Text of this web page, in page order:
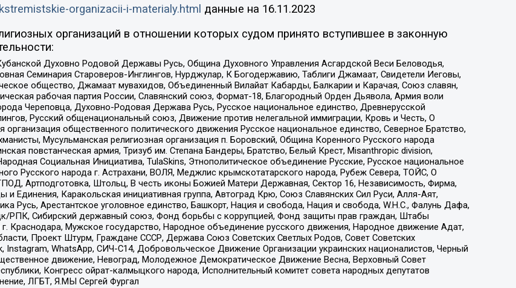
organizacii-i-materialy.html данные на 16.11.2023
организаций в отношении которых судом принято вступившее в законную
Духовно Родовой Державы Русь, Община Духовного Управления Асгардской Веси Беловодья,
Семинария Староверов-Инглингов, Нурджулар, К Богодержавию, Таблиги Джамаат, Свидетели Иеговы,
общество, Джамаат мувахидов, Объединенный Вилайат Кабарды, Балкарии и Карачая, Союз славян,
рабочая партия России, Славянский союз, Формат-18, Благородный Орден Дьявола, Армия воли
Череповца, Духовно-Родовая Держава Русь, Русское национальное единство, Древнерусской
Русский общенациональный союз, Движение против нелегальной иммиграции, Кровь и Честь, О
общественного политического движения Русское национальное единство, Северное Братство,
Мусульманская религиозная организация п. Боровский, Община Коренного Русского народа
повстанческая армия, Тризуб им. Степана Бандеры, Братство, Белый Крест, Misanthropic division,
Социальная Инициатива, TulaSkins, Этнополитическое объединение Русские, Русское национальное
Русского народа г. Астрахани, ВОЛЯ, Меджлис крымскотатарского народа, Рубеж Севера, ТОЙС, О
Артподготовка, Штольц, В честь иконы Божией Матери Державная, Сектор 16, Независимость, Фирма,
Единения, Каракольская инициативная группа, Автоград Крю, Союз Славянских Сил Руси, Алля-Аят,
Русь, Арестантское уголовное единство, Башкорт, Нация и свобода, Нация и свобода, W.H.С., Фалунь Дафа,
РПК, Сибирский державный союз, Фонд борьбы с коррупцией, Фонд защиты прав граждан, Штабы
Краснодара, Мужское государство, Народное объединение русского движения, Народное движение Адат,
Проект Штурм, Граждане СССР, Держава Союз Советских Светлых Родов, Совет Советских
Instagram, WhatsApp, СИЧ-С14, Добровольческое Движение Организации украинских националистов, Черный
движение, Невоград, Молодежное Демократическое Движение Весна, Верховный Совет
Конгресс ойрат-калмыцкого народа, Исполнительный комитет совета народных депутатов
ЛГБТ, Я.МЫ Сергей Фургал